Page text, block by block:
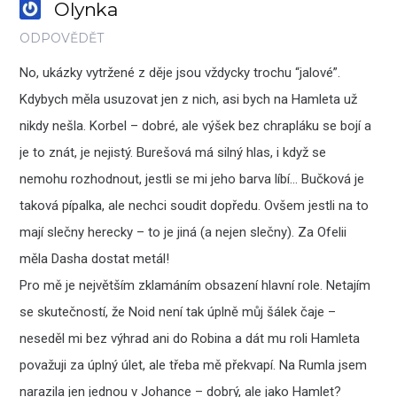
Olynka
ODPOVĚDĚT
No, ukázky vytržené z děje jsou vždycky trochu “jalové”.
Kdybych měla usuzovat jen z nich, asi bych na Hamleta už
nikdy nešla. Korbel – dobré, ale výšek bez chrapláku se bojí a
je to znát, je nejistý. Burešová má silný hlas, i když se
nemohu rozhodnout, jestli se mi jeho barva líbí… Bučková je
taková pípalka, ale nechci soudit dopředu. Ovšem jestli na to
mají slečny herecky – to je jiná (a nejen slečny). Za Ofelii
měla Dasha dostat metál!
Pro mě je největším zklamáním obsazení hlavní role. Netajím
se skutečností, že Noid není tak úplně můj šálek čaje –
neseděl mi bez výhrad ani do Robina a dát mu roli Hamleta
považuji za úplný úlet, ale třeba mě překvapí. Na Rumla jsem
narazila jen jednou v Johance – dobrý, ale jako Hamlet?